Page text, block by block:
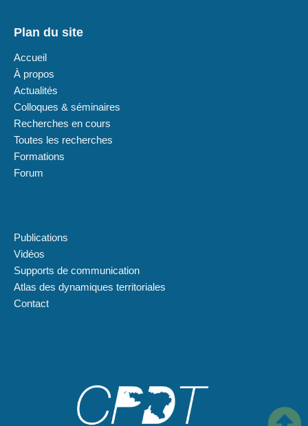
Plan du site
Accueil
À propos
Actualités
Colloques & séminaires
Recherches en cours
Toutes les recherches
Formations
Forum
Publications
Vidéos
Supports de communication
Atlas des dynamiques territoriales
Contact